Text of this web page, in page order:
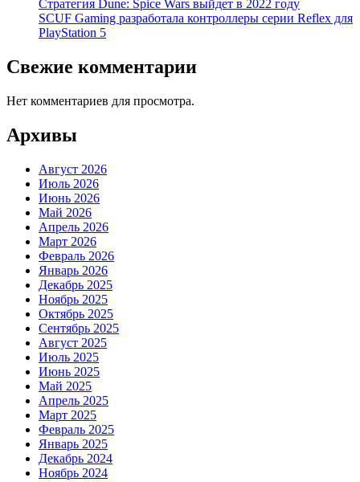
Стратегия Dune: Spice Wars выйдет в 2022 году
SCUF Gaming разработала контроллеры серии Reflex для
PlayStation 5
Свежие комментарии
Нет комментариев для просмотра.
Архивы
Август 2026
Июль 2026
Июнь 2026
Май 2026
Апрель 2026
Март 2026
Февраль 2026
Январь 2026
Декабрь 2025
Ноябрь 2025
Октябрь 2025
Сентябрь 2025
Август 2025
Июль 2025
Июнь 2025
Май 2025
Апрель 2025
Март 2025
Февраль 2025
Январь 2025
Декабрь 2024
Ноябрь 2024